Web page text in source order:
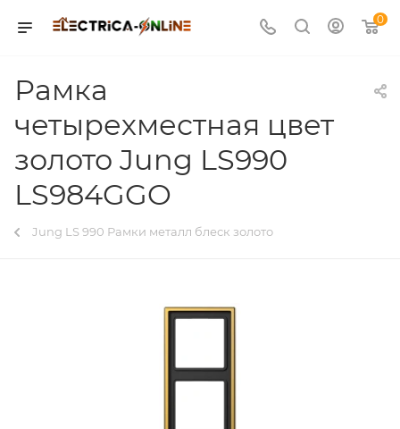
0
Рамка
четырехместная цвет
золото Jung LS990
LS984GGO
Jung LS 990 Рамки металл блеск золото